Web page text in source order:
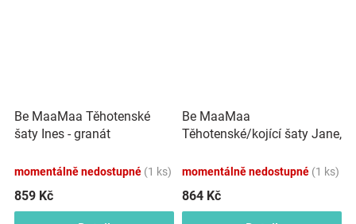
Be MaaMaa Těhotenské
šaty Ines - granát
momentálně nedostupné (1 ks)
859 Kč
Be MaaMaa
Těhotenské/kojící šaty Jane,
momentálně nedostupné (1 ks)
864 Kč